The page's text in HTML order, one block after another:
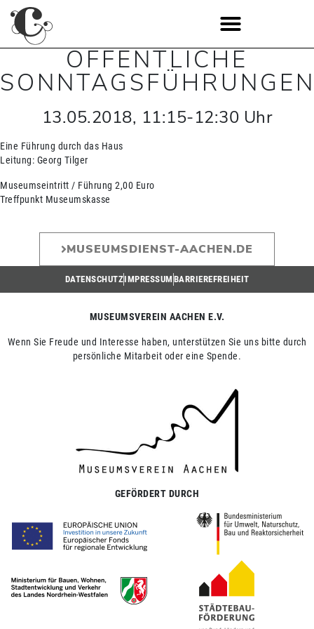
ÖFFENTLICHE
13.05.2018, 11:15-12:30 Uhr
Eine Führung durch das Haus
Leitung: Georg Tilger
Museumseintritt / Führung 2,00 Euro
Treffpunkt Museumskasse
MUSEUMSDIENST-AACHEN.DE
DATENSCHUTZIMPRESSUM BARRIEREFREIHEIT
MUSEUMSVEREIN AACHEN E.V.
Wenn Sie Freude und Interesse haben, unterstützen Sie uns bitte durch
persönliche Mitarbeit oder eine Spende.
GEFÖRDERT DURCH